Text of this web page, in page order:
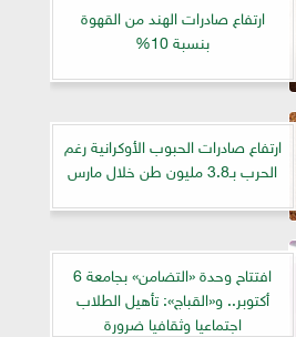
ارتفاع صادرات الهند من القهوة
بنسبة 10%
ارتفاع صادرات الحبوب الأوكرانية رغم
الحرب بـ3.8 مليون طن خلال مارس
افتتاح وحدة «التضامن» بجامعة 6
أكتوبر.. و«القباج»: تأهيل الطلاب
اجتماعيا وثقافيا ضرورة